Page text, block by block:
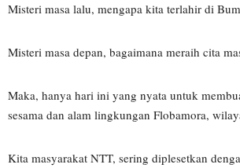
Misteri masa lalu, mengapa kita terlahir di
Misteri masa depan, bagaimana meraih cita
Maka, hanya hari ini yang nyata untuk
sesama dan alam lingkungan Flobamora,
Kita masyarakat NTT, sering diplesetkan